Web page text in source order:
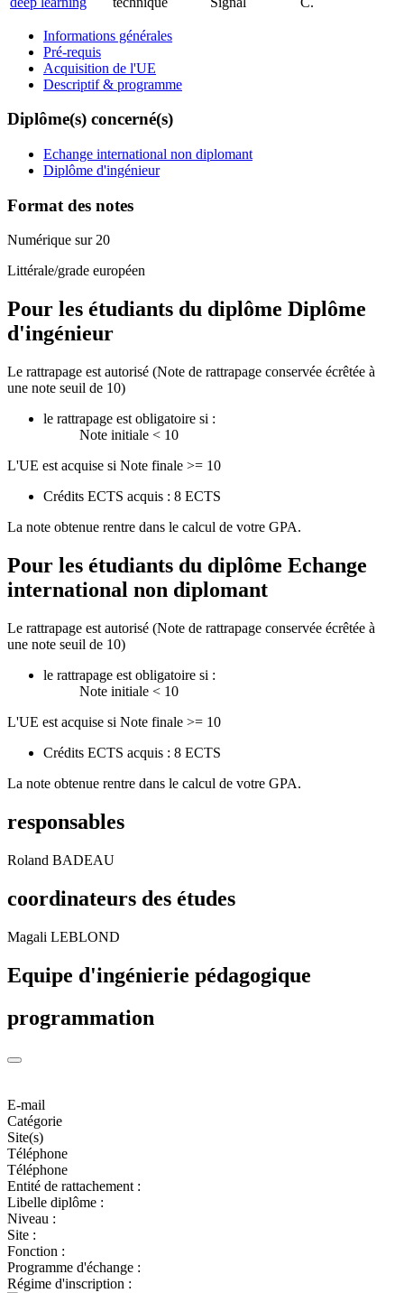
Informations générales
Pré-requis
Acquisition de l'UE
Descriptif & programme
Diplôme(s) concerné(s)
Echange international non diplomant
Diplôme d'ingénieur
Format des notes
Numérique sur 20
Littérale/grade européen
Pour les étudiants du diplôme Diplôme
d'ingénieur
Le rattrapage est autorisé (Note de rattrapage conservée écrêtée à
une note seuil de 10)
le rattrapage est obligatoire si :
Note initiale < 10
L'UE est acquise si Note finale >= 10
Crédits ECTS acquis : 8 ECTS
La note obtenue rentre dans le calcul de votre GPA.
Pour les étudiants du diplôme Echange
international non diplomant
Le rattrapage est autorisé (Note de rattrapage conservée écrêtée à
une note seuil de 10)
le rattrapage est obligatoire si :
Note initiale < 10
L'UE est acquise si Note finale >= 10
Crédits ECTS acquis : 8 ECTS
La note obtenue rentre dans le calcul de votre GPA.
responsables
Roland BADEAU
coordinateurs des études
Magali LEBLOND
Equipe d'ingénierie pédagogique
programmation
E-mail
Catégorie
Site(s)
Téléphone
Téléphone
Entité de rattachement :
Libelle diplôme :
Niveau :
Site :
Fonction :
Programme d'échange :
Régime d'inscription :